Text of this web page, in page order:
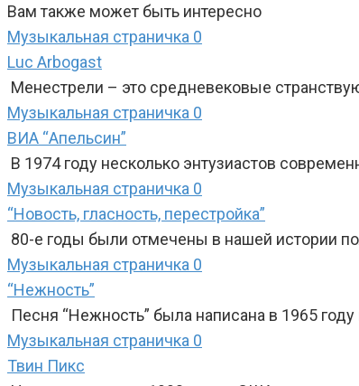
Вам также может быть интересно
Музыкальная страничка 0
Luc Arbogast
Менестрели – это средневековые
Музыкальная страничка 0
ВИА “Апельсин”
В 1974 году несколько энтузиастов
Музыкальная страничка 0
“Новость, гласность, перестройка”
80-е годы были отмечены в нашей истории
Музыкальная страничка 0
“Нежность”
Песня “Нежность” была написана в 1965
Музыкальная страничка 0
Твин Пикс